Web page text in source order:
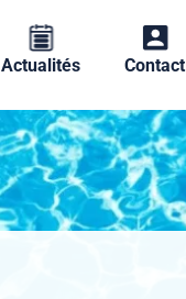
Actualités Contact